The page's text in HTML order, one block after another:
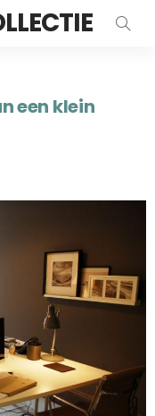
een klein